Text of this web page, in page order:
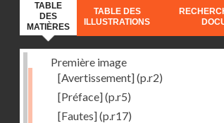
TABLE
DES
MATIÈRES
TABLE DES
ILLUSTRATIONS
Première image
[Avertissement](p.r2)
[Préface](p.r5)
[Fautes](p.r17)